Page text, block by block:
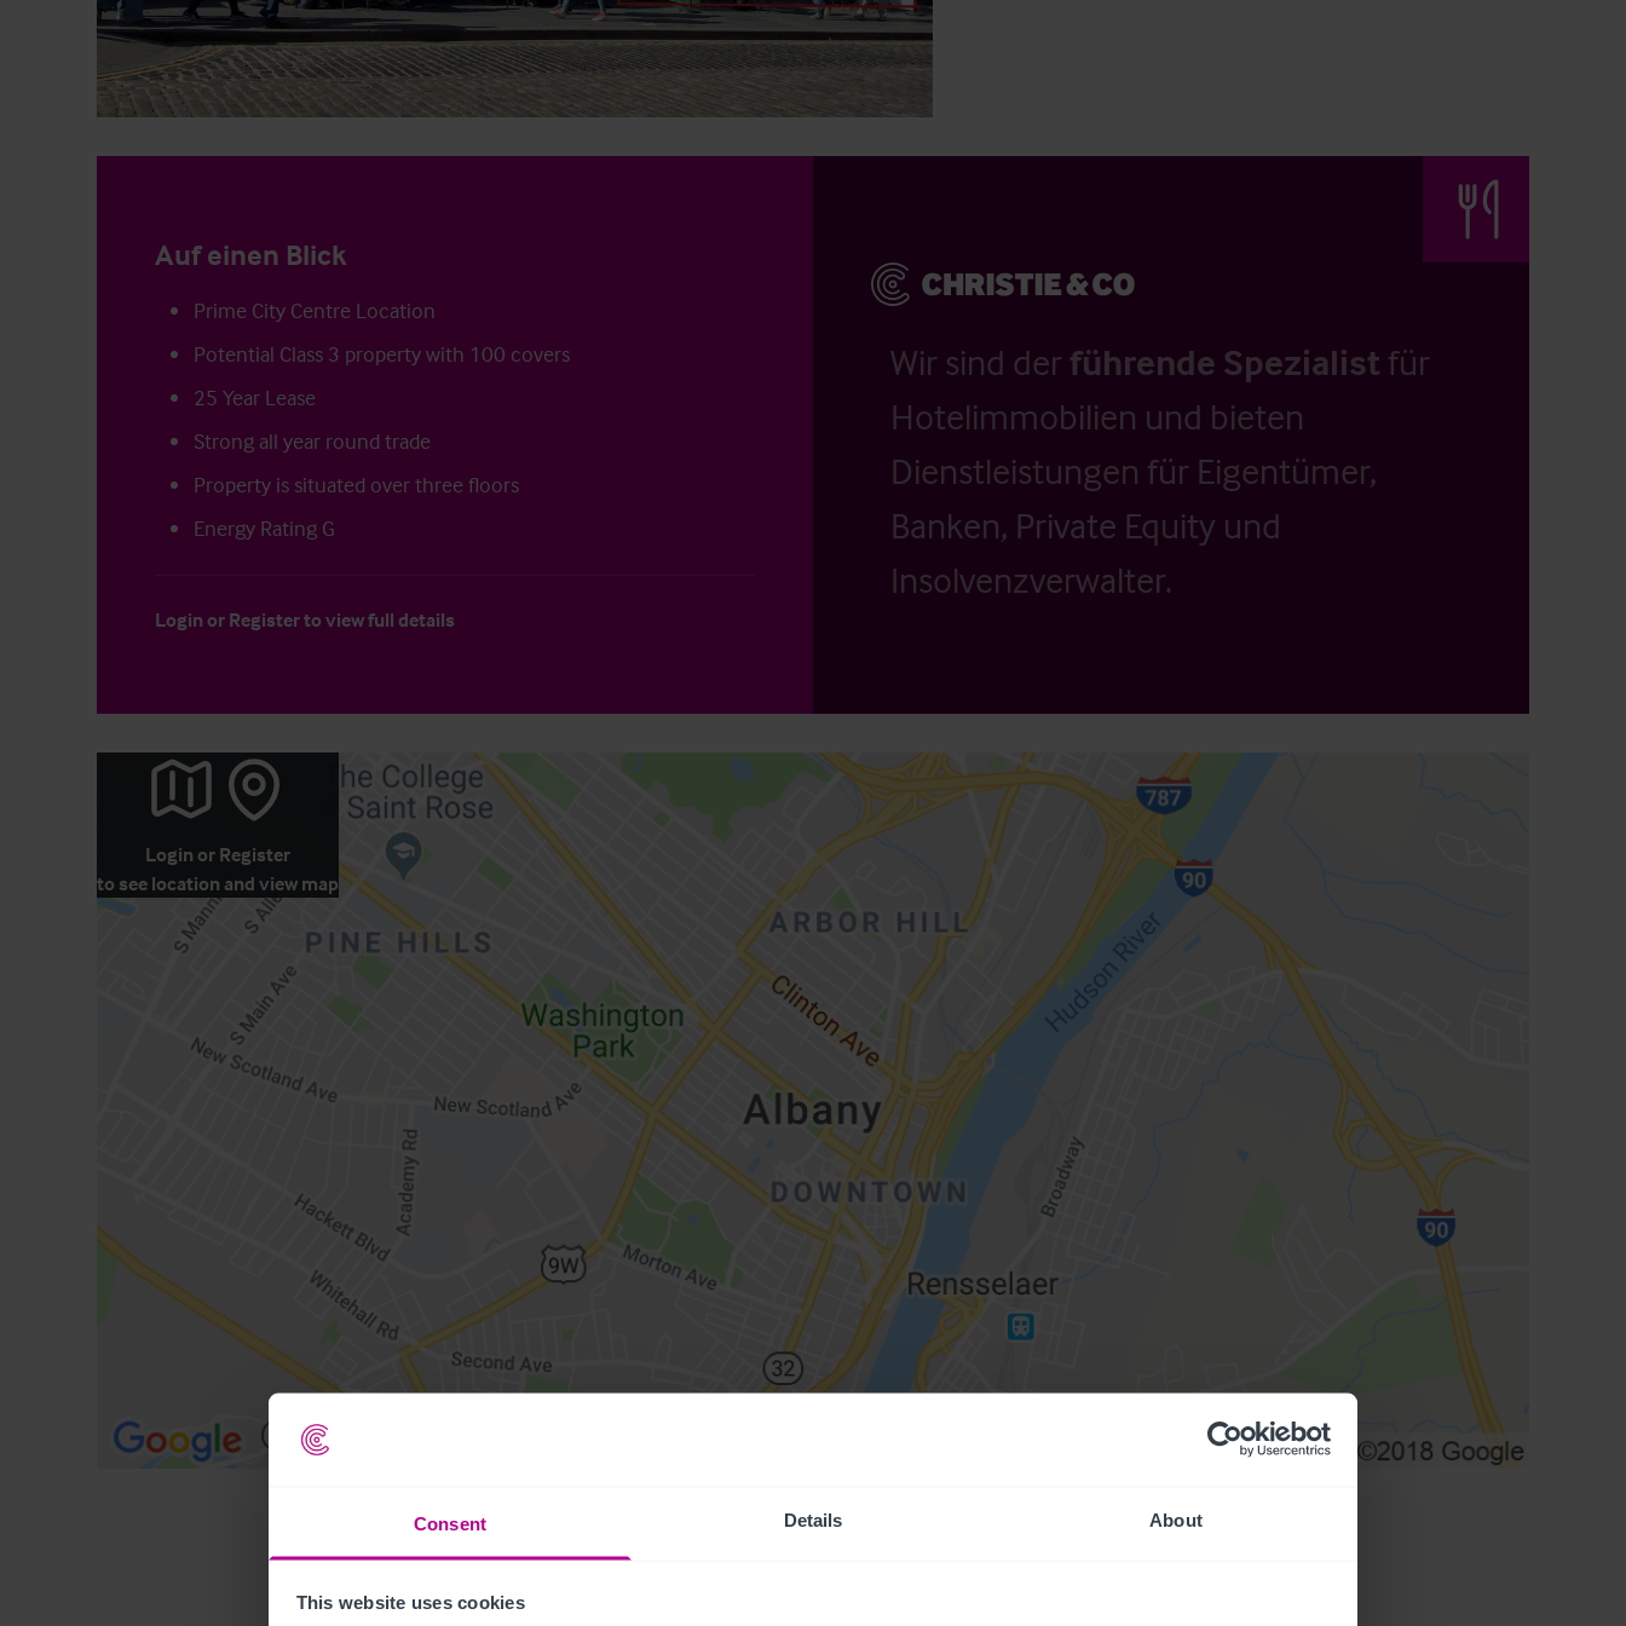
Consent Details About
This website uses cookies
Auf einen Blick
Prime City Centre Location
Potential Class 3 property with 100 covers
25 Year Lease
Strong all year round trade
Property is situated over three floors
Energy Rating G
Login or Registerto view full details
Wir sind der führende Spezialistfür
Hotelimmobilien und bieten
Dienstleistungen für Eigentümer,
Banken, Private Equity und
Insolvenzverwalter.
Login or Register
to see location and view map